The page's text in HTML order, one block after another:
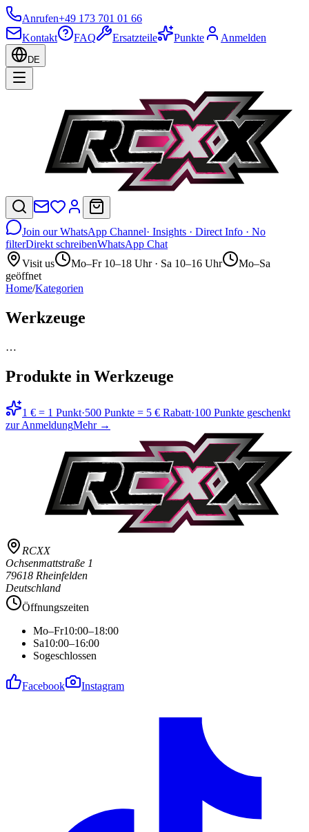
Anrufen+49 173 701 01 66
Kontakt
FAQ Ersatzteile Punkte Anmelden
DE
Join our WhatsApp Channel· Insights · Direct Info · No
filterDirekt schreibenWhatsApp Chat
Visit us
Mo–Fr 10–18 Uhr · Sa 10–16 Uhr
Mo–Sa
geöffnet
Home/Kategorien
Werkzeuge
…
Produkte in Werkzeuge
1 € = 1 Punkt·500 Punkte = 5 € Rabatt·100 Punkte geschenkt
zur AnmeldungMehr →
RCXX
Ochsenmattstraße 1
79618 Rheinfelden
Deutschland
Öffnungszeiten
Mo–Fr10:00–18:00
Sa10:00–16:00
Sogeschlossen
Facebook Instagram